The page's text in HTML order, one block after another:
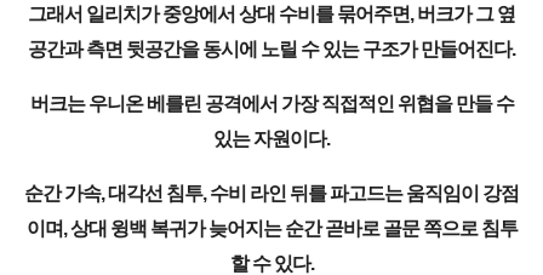
그래서 일리치가 중앙에서 상대 수비를 묶어주면, 버크가 그 옆
공간과 측면 뒷공간을 동시에 노릴 수 있는 구조가 만들어진다.
버크는 우니온 베를린 공격에서 가장 직접적인 위협을 만들 수
있는 자원이다.
순간 가속, 대각선 침투, 수비 라인 뒤를 파고드는 움직임이 강점
이며, 상대 윙백 복귀가 늦어지는 순간 곧바로 골문 쪽으로 침투
할 수 있다.